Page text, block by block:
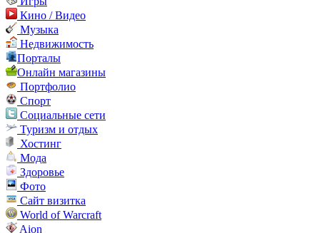
Кино / Видео
Музыка
Недвижимость
Порталы
Онлайн магазины
Портфолио
Спорт
Социальные сети
Туризм и отдых
Хостинг
Мода
Здоровье
Фото
Сайт визитка
World of Warcraft
Aion